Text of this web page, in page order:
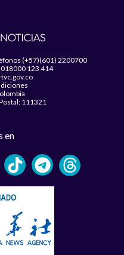
(+57)(601) 2200700
123 414
111321
en